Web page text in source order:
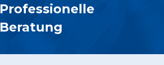
Professionelle
Beratung